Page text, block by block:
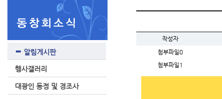
알림게시판
행사갤러리
대광인 동정 및 경조사
작성자
첨부파일0
첨부파일1